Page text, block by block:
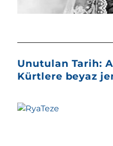
Unutulan Tarih:
Kürtlere beyaz